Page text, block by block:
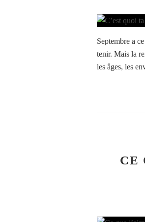
Septembre a
tenir. Mais la
les âges, les
CE